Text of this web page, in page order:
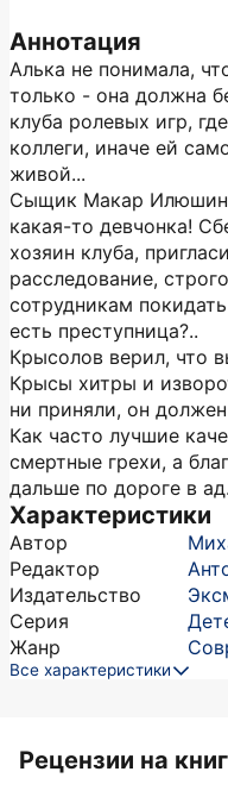
Аннотация
Алька не понимала,
только - она должна
клуба ролевых игр,
коллеги, иначе ей
живой...
Сыщик Макар Илюшин
какая-то девчонка!
хозяин клуба,
расследование,
сотрудникам
есть преступница?..
Крысолов верил, что
Крысы хитры и
ни приняли, он
Как часто лучшие
смертные грехи, а
дальше по дороге в
Характеристики
Автор
Редактор
Издательство
Серия
Жанр
Все характеристики
Рецензии на